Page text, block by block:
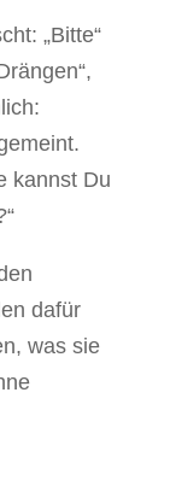
„Bitte“
kannst Du
dafür
was sie